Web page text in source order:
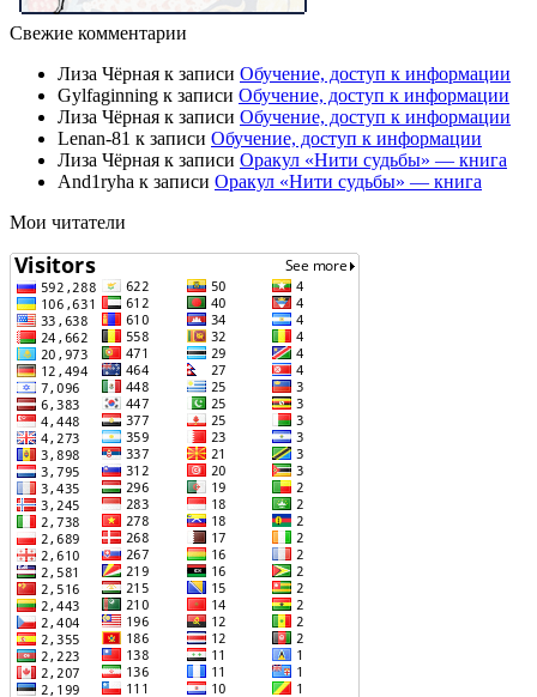
Свежие комментарии
Лиза Чёрная к записи Обучение, доступ к информации
Gylfaginning к записи Обучение, доступ к информации
Лиза Чёрная к записи Обучение, доступ к информации
Lenan-81 к записи Обучение, доступ к информации
Лиза Чёрная к записи Оракул «Нити судьбы» — книга
And1ryha к записи Оракул «Нити судьбы» — книга
Мои читатели